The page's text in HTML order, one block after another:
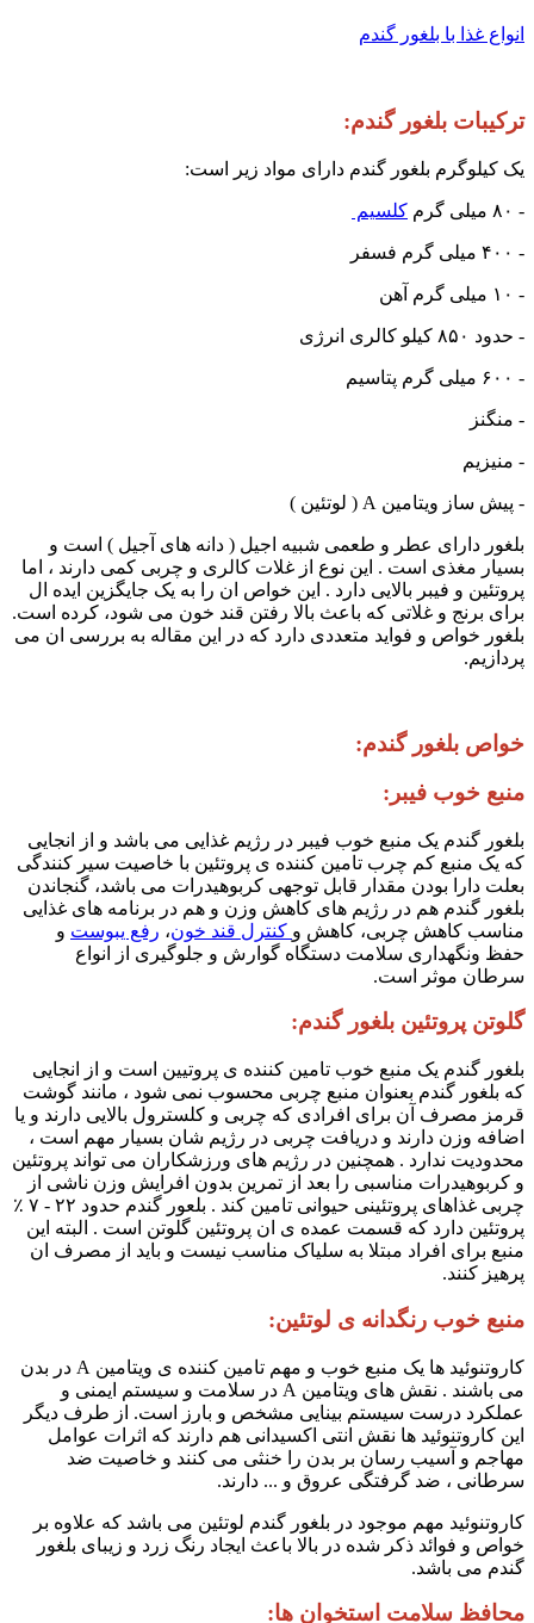
انواع غذا با بلغور گندم
ترکیبات بلغور گندم:
یک کیلوگرم بلغور گندم دارای مواد زیر است:
- ۸۰ میلی گرم کلسیم
- ۴۰۰ میلی گرم فسفر
- ۱۰ میلی گرم آهن
- حدود ۸۵۰ کیلو کالری انرژی
- ۶۰۰ میلی گرم پتاسیم
- منگنز
- منیزیم
- پیش ساز ویتامین A ( لوتئین )
بلغور دارای عطر و طعمی شبیه اجیل ( دانه های آجیل )‌ است و
بسیار مغذی است . این نوع از غلات کالری و چربی کمی دارند ، اما
پروتئین و فیبر بالایی دارد . این خواص ان را به یک جایگزین ایده ال
برای‌ برنج و غلاتی که باعث بالا رفتن قند خون می شود، کرده است.
بلغور خواص و فواید متعددی دارد که در این مقاله به بررسی ان می
پردازیم.
خواص بلغور گندم:
منبع خوب فیبر:
بلغور گندم یک منبع خوب فیبر در رژیم غذایی می باشد و از انجایی
که یک منبع کم‌ چرب تامین کننده ی پروتئین با خاصیت سیر کنندگی
بعلت دارا بودن مقدار قابل توجهی کربوهیدرات می باشد، گنجاندن
بلغور گندم هم در رژیم های کاهش وزن و هم در برنامه های غذایی
مناسب کاهش چربی، کاهش و کنترل قند خون، رفع یبوست و
حفظ ونگهداری سلامت دستگاه گوارش و جلوگیری از انواع
سرطان موثر است.
گلوتن پروتئین بلغور گندم:
بلغور گندم یک منبع خوب تامین کننده ی پروتیین است و از انجایی
که بلغور گندم بعنوان منبع چربی محسوب نمی شود ، مانند گوشت
قرمز مصرف آن برای افرادی که چربی و کلسترول بالایی دارند و یا
اضافه وزن دارند و دریافت چربی در رژیم شان بسیار مهم است ،
محدودیت ندارد . همچنین در رژیم های ورزشکاران می تواند پروتئین
و کربوهیدرات مناسبی را بعد از تمرین بدون افرایش وزن ناشی از
چربی غذاهای پروتئینی حیوانی تامین کند . بلعور گندم حدود ۲۲ - ۷ ٪
پروتئین دارد که قسمت عمده ی ان پروتئین گلوتن است . البته این
منبع برای افراد مبتلا به سلیاک مناسب نیست و باید از مصرف ان
پرهیز کنند.
منبع خوب رنگدانه ی لوتئین:
کاروتنوئید ها یک منبع خوب و مهم تامین کننده ی ویتامین A در بدن
می باشند . نقش های ویتامین A در سلامت و سیستم ایمنی و
عملکرد درست سیستم بینایی مشخص و بارز است. از طرف دیگر
این کاروتنوئید ها نقش انتی اکسیدانی هم دارند که اثرات عوامل
مهاجم و آسیب رسان بر بدن را خنثی می کنند و خاصیت ضد
سرطانی ، ضد گرفتگی عروق و ... دارند.
کاروتنوئید مهم موجود در بلغور گندم لوتئین می باشد که علاوه بر
خواص و فوائد ذکر شده در بالا باعث ایجاد رنگ زرد و زیبای بلغور
گندم می باشد.
محافظ سلامت استخوان ها: